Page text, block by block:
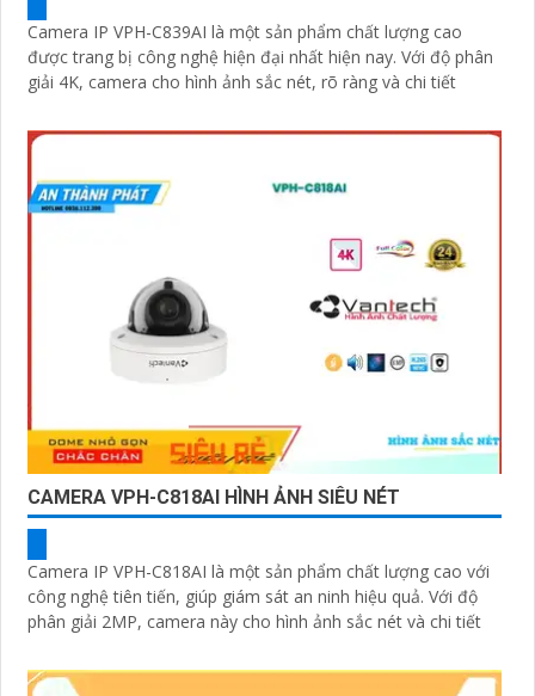
Camera IP VPH-C839AI là một sản phẩm chất lượng cao
được trang bị công nghệ hiện đại nhất hiện nay. Với độ phân
giải 4K, camera cho hình ảnh sắc nét, rõ ràng và chi tiết
CAMERA VPH-C818AI HÌNH ẢNH SIÊU NÉT
Camera IP VPH-C818AI là một sản phẩm chất lượng cao với
công nghệ tiên tiến, giúp giám sát an ninh hiệu quả. Với độ
phân giải 2MP, camera này cho hình ảnh sắc nét và chi tiết